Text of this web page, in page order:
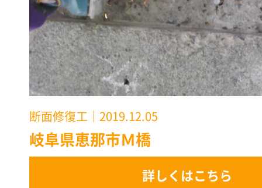
断面修復工 ｜2019.12.05
岐阜県恵那市Ｍ橋
詳しくはこちら